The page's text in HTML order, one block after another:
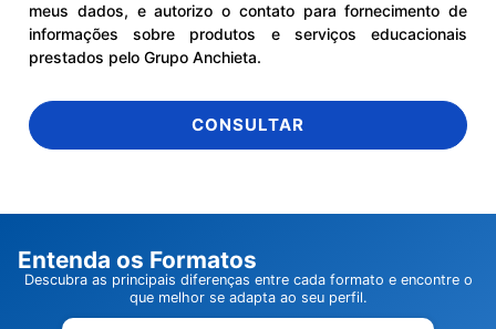
meus dados, e autorizo o contato para fornecimento de
informações sobre produtos e serviços educacionais
prestados pelo Grupo Anchieta.
CONSULTAR
Entenda os Formatos
Descubra as principais diferenças entre cada formato e encontre o
que melhor se adapta ao seu perfil.